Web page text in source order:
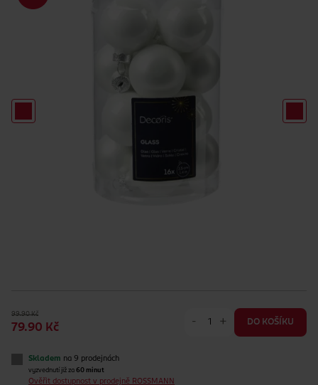
99.90 Kč
79.90 Kč
- + DO KOŠÍKU
Skladem na 9 prodejnách
vyzvednutí již za 60 minut
Ověřit dostupnost v prodejně ROSSMANN